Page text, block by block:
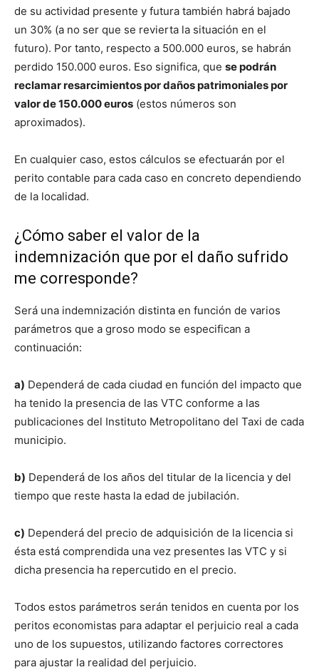
de su actividad presente y futura también habrá bajado
un 30% (a no ser que se revierta la situación en el
futuro). Por tanto, respecto a 500.000 euros, se habrán
perdido 150.000 euros. Eso significa, que se podrán
reclamar resarcimientos por daños patrimoniales por
valor de 150.000 euros (estos números son
aproximados).
En cualquier caso, estos cálculos se efectuarán por el
perito contable para cada caso en concreto dependiendo
de la localidad.
¿Cómo saber el valor de la
indemnización que por el daño sufrido
me corresponde?
Será una indemnización distinta en función de varios
parámetros que a groso modo se especifican a
continuación:
a) Dependerá de cada ciudad en función del impacto que
ha tenido la presencia de las VTC conforme a las
publicaciones del Instituto Metropolitano del Taxi de cada
municipio.
b) Dependerá de los años del titular de la licencia y del
tiempo que reste hasta la edad de jubilación.
c) Dependerá del precio de adquisición de la licencia si
ésta está comprendida una vez presentes las VTC y si
dicha presencia ha repercutido en el precio.
Todos estos parámetros serán tenidos en cuenta por los
peritos economistas para adaptar el perjuicio real a cada
uno de los supuestos, utilizando factores correctores
para ajustar la realidad del perjuicio.